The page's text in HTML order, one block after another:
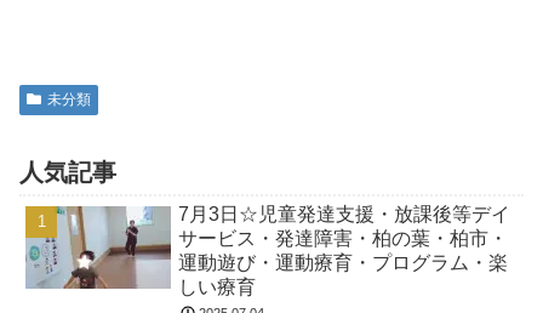
未分類
人気記事
7月3日☆児童発達支援・放課後等デイ
サービス・発達障害・柏の葉・柏市・
運動遊び・運動療育・プログラム・楽
しい療育